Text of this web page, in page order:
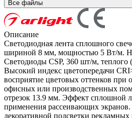
Все файлы
Описание
Светодиодная лента сплошного
шириной 8 мм, мощностью 5 Вт/м.
Светодиоды CSP, 360 шт/м, теплого
Высокий индекс цветопередачи
восприятие цветовых оттенков
офисных или производственных
отрезок 13.9 мм. Эффект сплошной
применения рассеивающих экранов.
декоративной подсветки